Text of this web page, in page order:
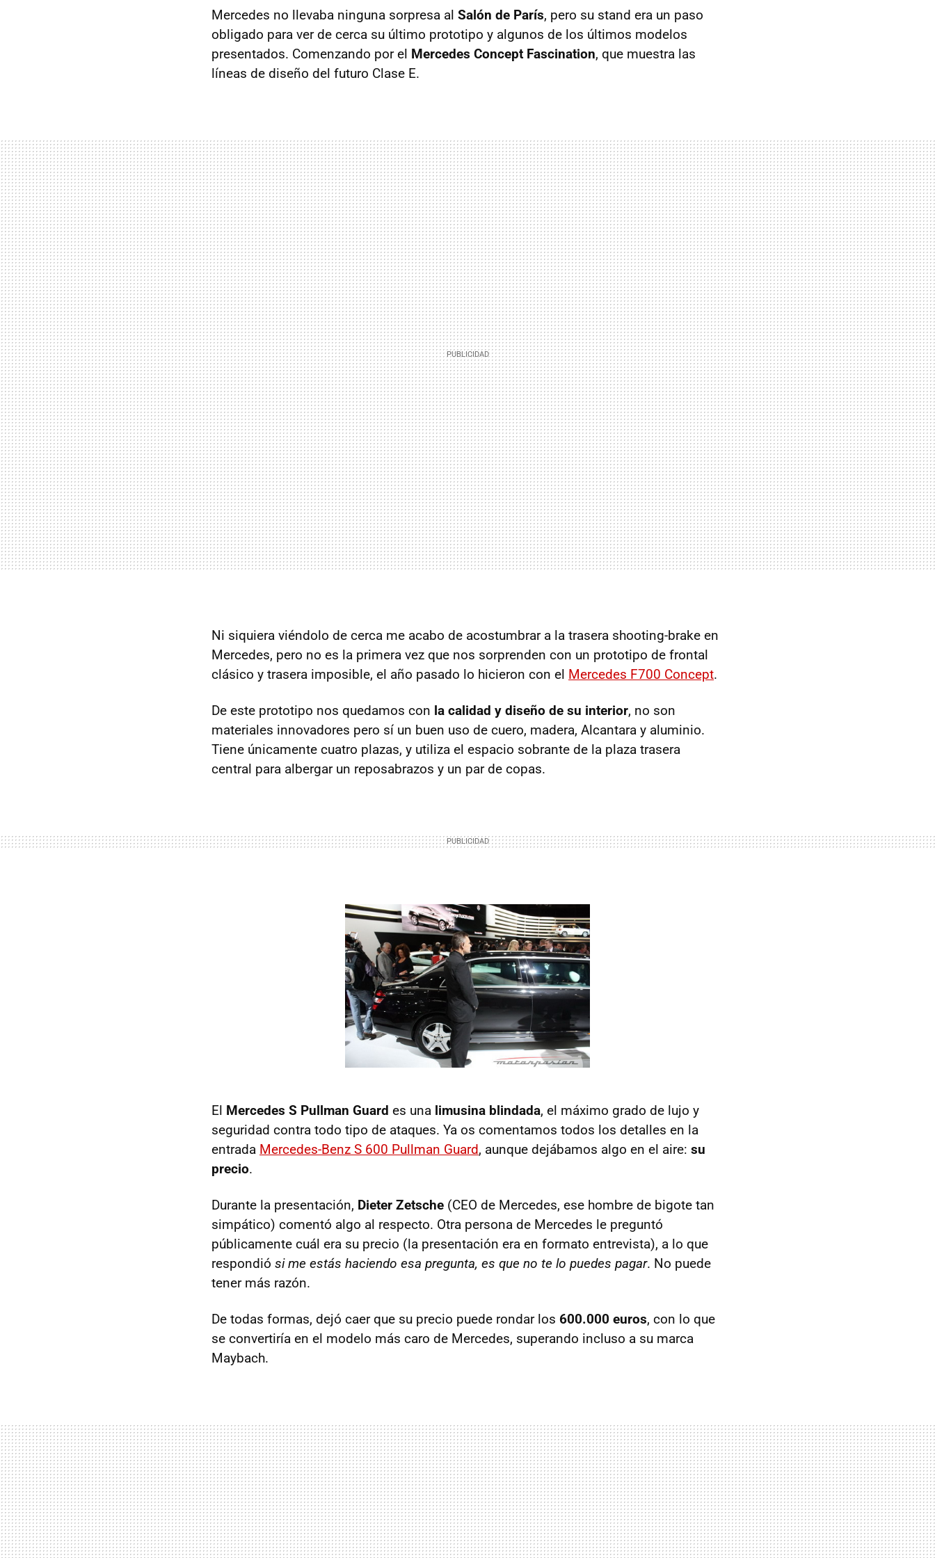
Mercedes no llevaba ninguna sorpresa al Salón de París, pero su stand era un paso
obligado para ver de cerca su último prototipo y algunos de los últimos modelos
presentados. Comenzando por el Mercedes Concept Fascination, que muestra las
líneas de diseño del futuro Clase E.
Ni siquiera viéndolo de cerca me acabo de acostumbrar a la trasera shooting-brake en
Mercedes, pero no es la primera vez que nos sorprenden con un prototipo de frontal
clásico y trasera imposible, el año pasado lo hicieron con el Mercedes F700 Concept.
De este prototipo nos quedamos con la calidad y diseño de su interior, no son
materiales innovadores pero sí un buen uso de cuero, madera, Alcantara y aluminio.
Tiene únicamente cuatro plazas, y utiliza el espacio sobrante de la plaza trasera
central para albergar un reposabrazos y un par de copas.
El Mercedes S Pullman Guard es una limusina blindada, el máximo grado de lujo y
seguridad contra todo tipo de ataques. Ya os comentamos todos los detalles en la
entrada Mercedes-Benz S 600 Pullman Guard, aunque dejábamos algo en el aire: su
precio.
Durante la presentación, Dieter Zetsche (CEO de Mercedes, ese hombre de bigote tan
simpático) comentó algo al respecto. Otra persona de Mercedes le preguntó
públicamente cuál era su precio (la presentación era en formato entrevista), a lo que
respondió si me estás haciendo esa pregunta, es que no te lo puedes pagar. No puede
tener más razón.
De todas formas, dejó caer que su precio puede rondar los 600.000 euros, con lo que
se convertiría en el modelo más caro de Mercedes, superando incluso a su marca
Maybach.